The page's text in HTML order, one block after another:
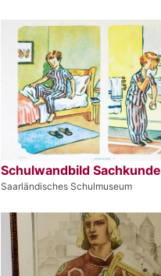
Schulwandbild Sachkunde
Saarländisches Schulmuseum